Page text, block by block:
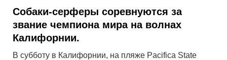
Собаки-серферы соревнуются за
звание чемпиона мира на волнах
Калифорнии.
В субботу в Калифорнии, на пляже Pacifica State